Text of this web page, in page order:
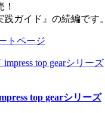
践ガイド』の続編です。
トページ
top gearシリーズ